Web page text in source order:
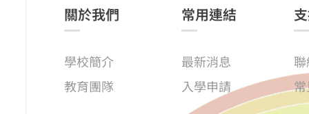
關於我們
學校簡介
教育團隊
常用連結
最新消息
入學申請